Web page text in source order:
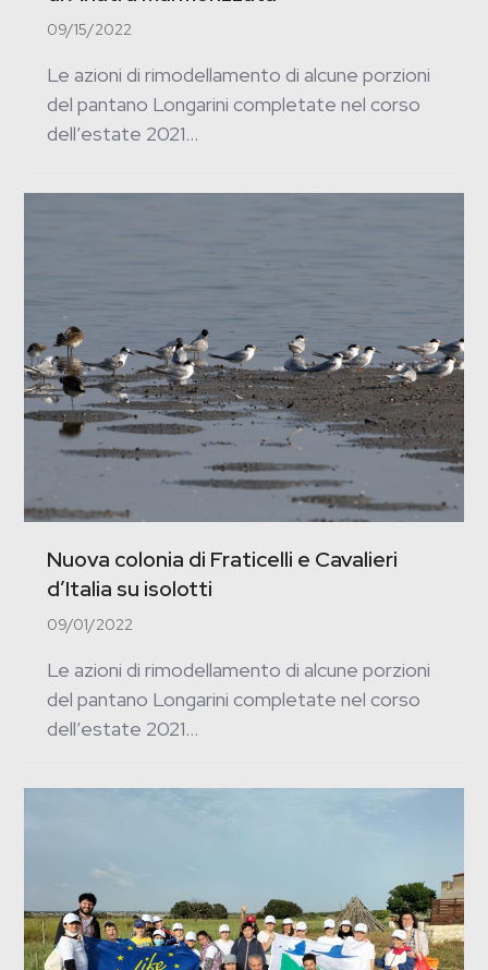
09/15/2022
Le azioni di rimodellamento di alcune porzioni
del pantano Longarini completate nel corso
dell’estate 2021…
Nuova colonia di Fraticelli e Cavalieri
d’Italia su isolotti
09/01/2022
Le azioni di rimodellamento di alcune porzioni
del pantano Longarini completate nel corso
dell’estate 2021…